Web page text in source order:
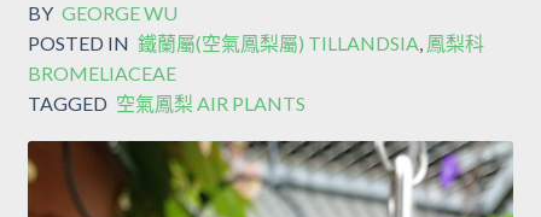
BY GEORGE WU
POSTED IN 鐵蘭屬(空氣鳳梨屬) TILLANDSIA, 鳳梨科
BROMELIACEAE
TAGGED 空氣鳳梨 AIR PLANTS